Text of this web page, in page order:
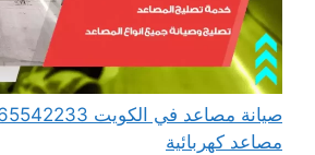
مصاعد كهربائية